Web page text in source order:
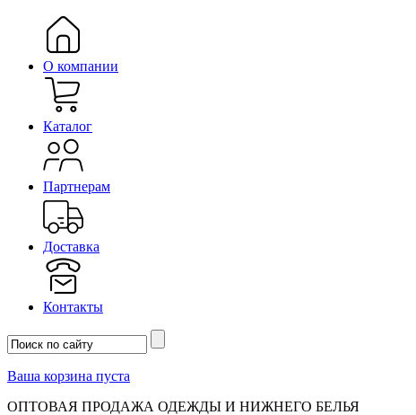
О компании
Каталог
Партнерам
Доставка
Контакты
Ваша корзина пуста
ОПТОВАЯ ПРОДАЖА ОДЕЖДЫ И НИЖНЕГО БЕЛЬЯ